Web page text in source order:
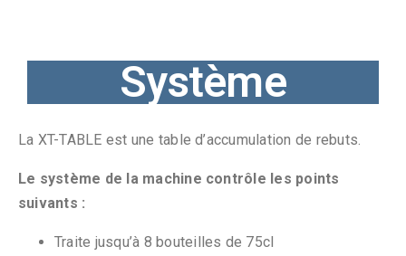
Système
La XT-TABLE est une table d’accumulation de rebuts.
Le système de la machine contrôle les points
suivants :
Traite jusqu’à 8 bouteilles de 75cl